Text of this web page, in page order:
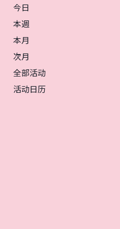
今日
本週
本月
次月
全部活动
活动日历